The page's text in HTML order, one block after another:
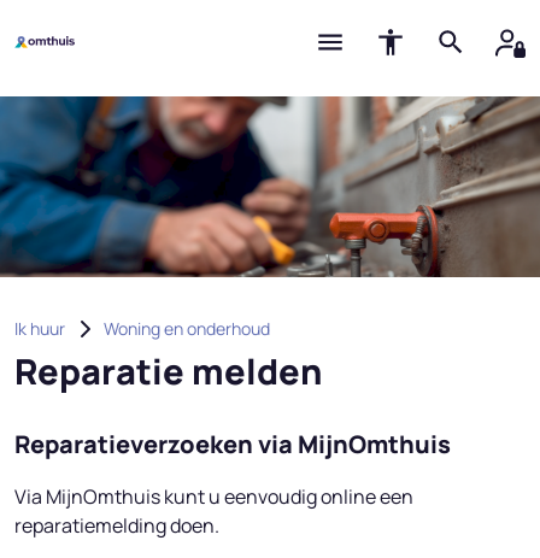
Ik huur Woning en onderhoud
Reparatie melden
Reparatieverzoeken via MijnOmthuis
Via MijnOmthuis kunt u eenvoudig online een
reparatiemelding doen.